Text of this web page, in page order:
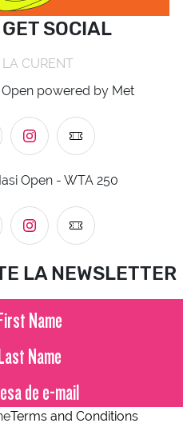
GET SOCIAL
LA CURENT
powered by Met
Open - WTA 250
LA NEWSLETTER
Terms and Conditions